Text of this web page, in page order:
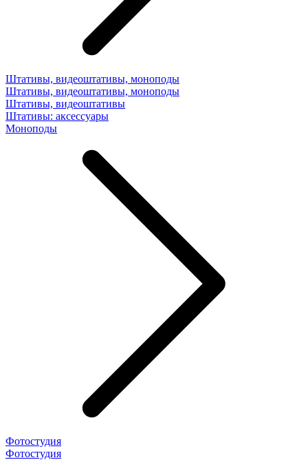
Штативы, видеоштативы, моноподы
Штативы, видеоштативы, моноподы
Штативы, видеоштативы
Штативы: аксессуары
Моноподы
Фотостудия
Фотостудия